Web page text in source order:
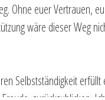
Ohne euer Vertrauen,
wäre dieser Weg
Selbstständigkeit erfüllt